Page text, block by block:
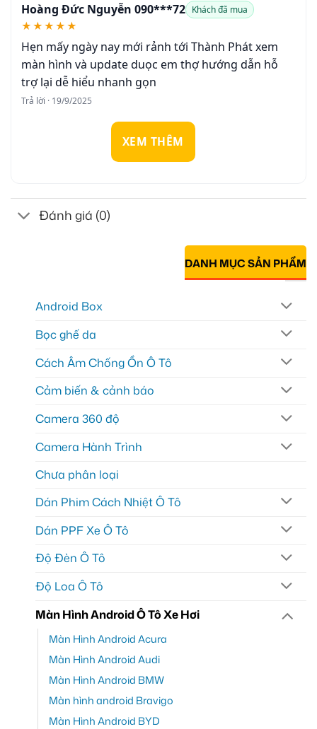
Hoàng Đức Nguyễn 090***72 Khách đã mua
★★★★★
Hẹn mấy ngày nay mới rảnh tới Thành Phát xem
màn hình và update duọc em thợ hướng dẫn hỗ
trợ lại dễ hiểu nhanh gọn
Trả lời · 19/9/2025
XEM THÊM
Đánh giá (0)
DANH MỤC SẢN PHẨM
Android Box
Bọc ghế da
Cách Âm Chống Ồn Ô Tô
Cảm biến & cảnh báo
Camera 360 độ
Camera Hành Trình
Chưa phân loại
Dán Phim Cách Nhiệt Ô Tô
Dán PPF Xe Ô Tô
Độ Đèn Ô Tô
Độ Loa Ô Tô
Màn Hình Android Ô Tô Xe Hơi
Màn Hình Android Acura
Màn Hình Android Audi
Màn Hình Android BMW
Màn hình android Bravigo
Màn Hình Android BYD